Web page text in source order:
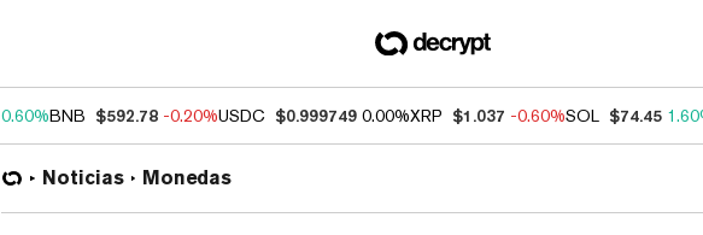
0.60%BNB $592.78 -0.20%USDC $0.999749 0.00%XRP $1.037 -0.60%SOL $74.45
Noticias Monedas